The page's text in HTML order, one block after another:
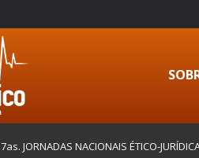
7as. JORNADAS NACIONAIS ÉTICO-